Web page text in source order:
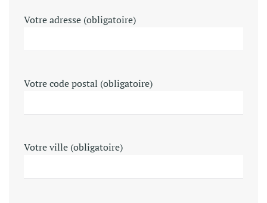
Votre adresse (obligatoire)
Votre code postal (obligatoire)
Votre ville (obligatoire)